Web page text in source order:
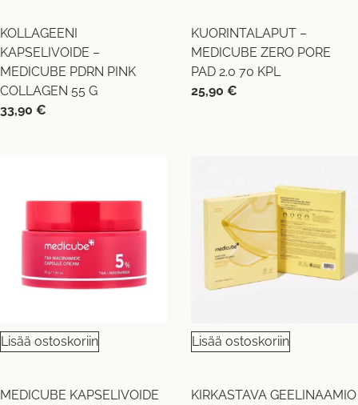
KOLLAGEENI
KAPSELIVOIDE –
MEDICUBE PDRN PINK
COLLAGEN 55 G
33,90 €
KUORINTALAPUT –
MEDICUBE ZERO PORE
PAD 2.0 70 KPL
25,90 €
Lisää ostoskoriin
MEDICUBE KAPSELIVOIDE
Lisää ostoskoriin
KIRKASTAVA GEELINAAMIO